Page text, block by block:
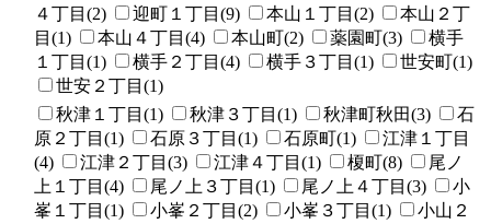
４丁目(2)
迎町１丁目(9) 本山１丁目(2)
本山２丁
目(1)
本山４丁目(4) 本山町(2) 薬園町(3)
横手
１丁目(1)
横手２丁目(4) 横手３丁目(1)
世安町(1)
世安２丁目(1)
秋津１丁目(1) 秋津３丁目(1) 秋津町秋田(3)
石
原２丁目(1)
石原３丁目(1) 石原町(1)
江津１丁目
(4)
江津２丁目(3) 江津４丁目(1) 榎町(8)
尾ノ
上１丁目(4)
尾ノ上３丁目(1) 尾ノ上４丁目(3)
小
峯１丁目(1)
小峯２丁目(2) 小峯３丁目(1)
小山２